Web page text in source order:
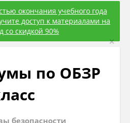
окончания учебного года
доступ к материалами на
со скидкой 90%
×
по ОБЗР
безопасности